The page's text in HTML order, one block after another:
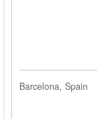
Barcelona, Spain